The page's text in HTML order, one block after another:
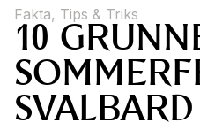
Fakta, Tips & Triks
10
SVALBARD